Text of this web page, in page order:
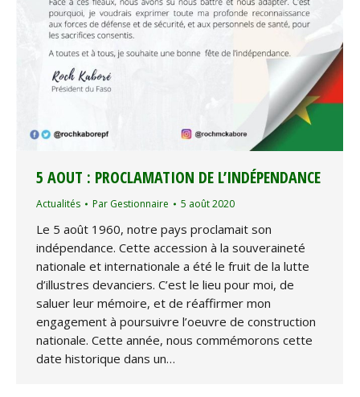
5 AOUT : PROCLAMATION DE L’INDÉPENDANCE
Actualités Par Gestionnaire 5 août 2020
Le 5 août 1960, notre pays proclamait son
indépendance. Cette accession à la souveraineté
nationale et internationale a été le fruit de la lutte
d’illustres devanciers. C’est le lieu pour moi, de
saluer leur mémoire, et de réaffirmer mon
engagement à poursuivre l’oeuvre de construction
nationale. Cette année, nous commémorons cette
date historique dans un…